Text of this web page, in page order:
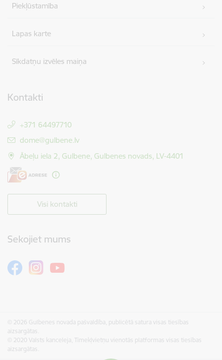
Piekļūstamība
Lapas karte
Sīkdatņu izvēles maiņa
Kontakti
+371 64497710
E-pasts:
dome@gulbene.lv
Ābeļu iela 2, Gulbene, Gulbenes novads, LV-4401
Visi kontakti
Sekojiet mums
© 2026 Gulbenes novada pašvaldība, publicētā satura visas tiesības
aizsargātas.
© 2020 Valsts kanceleja, Tīmekļvietņu vienotās platformas visas tiesības
aizsargātas.